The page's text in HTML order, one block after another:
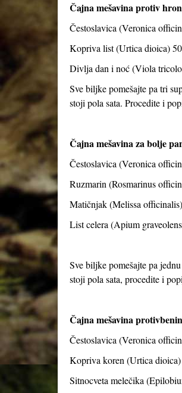
Čajna mešavina protiv
Čestoslavica (Veronica
Kopriva list (Urtica dioica)
Divlja dan i noć (Viola
Sve biljke pomešajte pa tri
stoji pola sata. Procedite i
Čajna mešavina za bolje
Čestoslavica (Veronica
Ruzmarin (Rosmarinus
Matičnjak (Melissa
List celera (Apium
Sve biljke pomešajte pa
stoji pola sata, procedite i
Čajna mešavina
Čestoslavica (Veronica
Kopriva koren (Urtica
Sitnocveta melečika